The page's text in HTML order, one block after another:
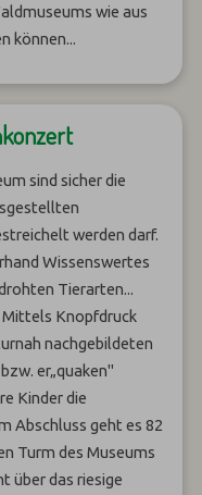
wie aus
können...
sind sicher die
werden darf.
Wissenswertes
Tierarten...
Knopfdruck
nachgebildeten
er„quaken"
Kinder die
Abschluss geht es 82
Turm des Museums
über das riesige